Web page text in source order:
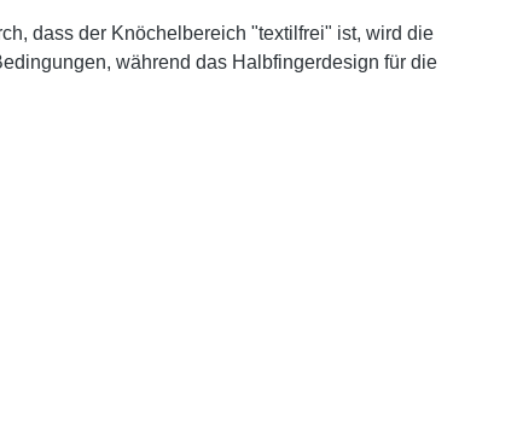
dass der Knöchelbereich "textilfrei" ist, wird die
während das Halbfingerdesign für die